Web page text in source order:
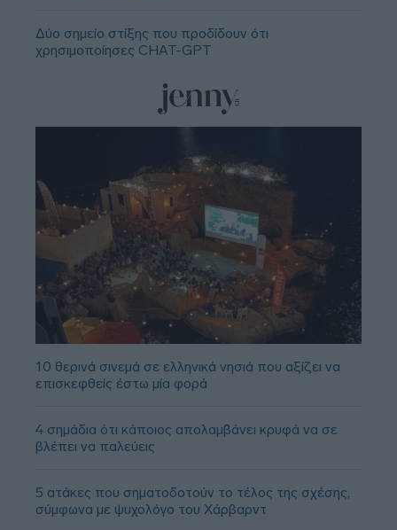
Δύο σημείο στίξης που προδίδουν ότι
χρησιμοποίησες CHAT-GPT
10 θερινά σινεμά σε ελληνικά νησιά που αξίζει να
επισκεφθείς έστω μία φορά
4 σημάδια ότι κάποιος απολαμβάνει κρυφά να σε
βλέπει να παλεύεις
5 ατάκες που σηματοδοτούν το τέλος της σχέσης,
σύμφωνα με ψυχολόγο του Χάρβαρντ